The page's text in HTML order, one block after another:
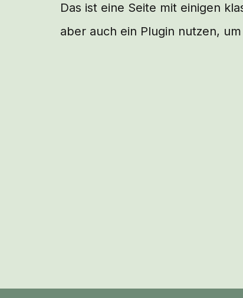
Das ist eine Seite mit einigen
aber auch ein Plugin nutzen,